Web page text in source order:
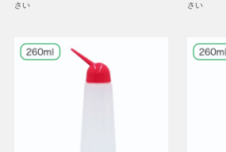
さい
さい